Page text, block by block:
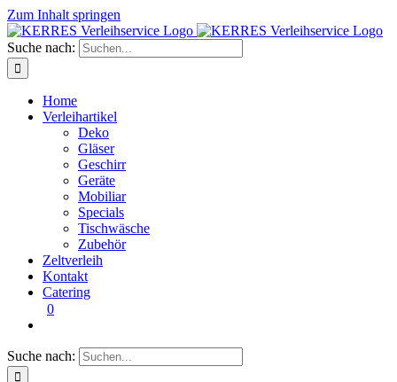
Zum Inhalt springen
Suche nach:
Home
Verleihartikel
Deko
Gläser
Geschirr
Geräte
Mobiliar
Specials
Tischwäsche
Zubehör
Zeltverleih
Kontakt
Catering
0
Suche nach: